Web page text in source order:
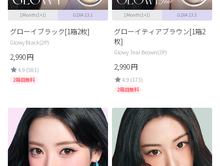
グレー
ブラック
グリーン
ブルー
ピンク
透明
乱視用
ハロウィンカラコン
レビュー
EYEしてる
1Month(1+1) G.DIA 13.1
グローイブラック[1箱2枚]
Glowy Black(2P)
2,990円
4.9 (581)
2箱目無料
1Month(1+1) G.DIA 13.3
グローイティアブラウン[1箱2
枚]
Glowy Tear Brown(2P)
2,990円
4.9 (173)
2箱目無料